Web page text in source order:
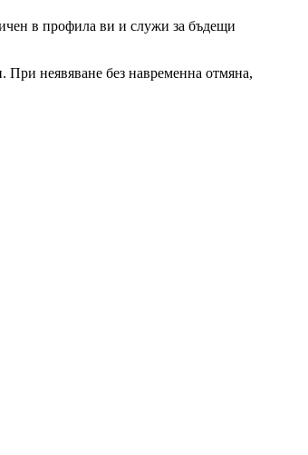
в профила ви и служи за бъдещи
При неявяване без навременна отмяна,